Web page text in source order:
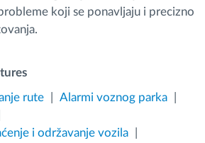
koji se ponavljaju i precizno
rute
Alarmi voznog parka
i održavanje vozila